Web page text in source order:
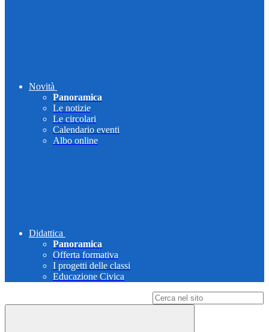
Novità
Panoramica
Le notizie
Le circolari
Calendario eventi
Albo online
Didattica
Panoramica
Offerta formativa
I progetti delle classi
Educazione Civica